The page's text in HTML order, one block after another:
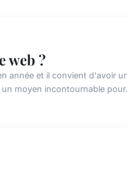
web ?
année et il convient d'avoir
moyen incontournable